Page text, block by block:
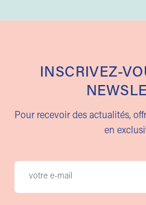
INSCRIVEZ-
Pour recevoir des actualités,
en